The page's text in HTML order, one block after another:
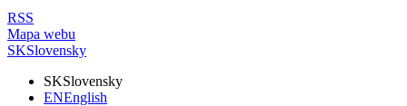
RSS
Mapa webu
SKSlovensky
SKSlovensky
ENEnglish